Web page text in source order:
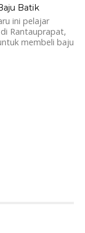
Batik
ini pelajar
Rantauprapat,
membeli baju